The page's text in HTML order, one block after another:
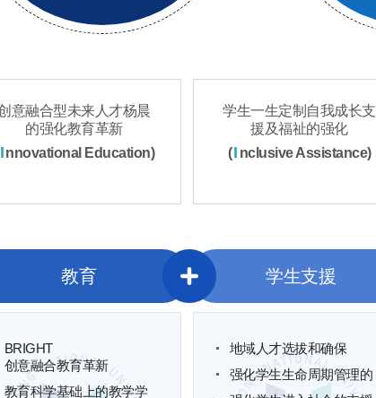
意融合型未来人才杨晨
的强化教育革新
Innovational Education)
学生一生定制自我成长支
援及福祉的强化
(I nclusive Assistance)
教育 学生支援
BRIGHT
创意融合教育革新
教育科学基础上的教学学
地域人才选拔和确保
强化学生生命周期管理的